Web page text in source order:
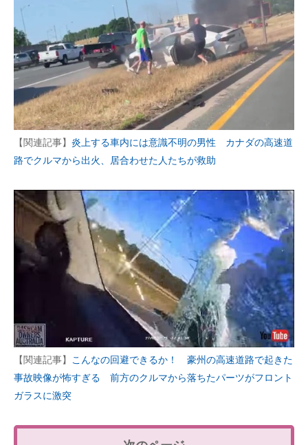
【関連記事】 炎上する車内には意識不明の男性 カナダの高速道
路でクルマから出火、居合わせた人たちが救助
【関連記事】 こんなの回避できるか！ 豪州の高速道路で起きた
事故映像が怖すぎる 前方のクルマから落ちたパーツがフロント
ガラスに激突